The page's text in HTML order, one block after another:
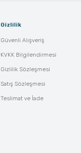
Gizlilik
Güvenli Alışveriş
KVKK Bilgilendirmesi
Gizlilik Sözleşmesi
Satış Sözleşmesi
Teslimat ve İade